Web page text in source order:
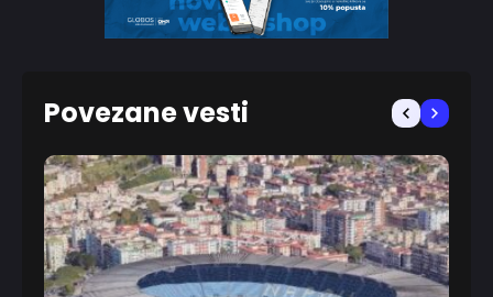
Povezane vesti